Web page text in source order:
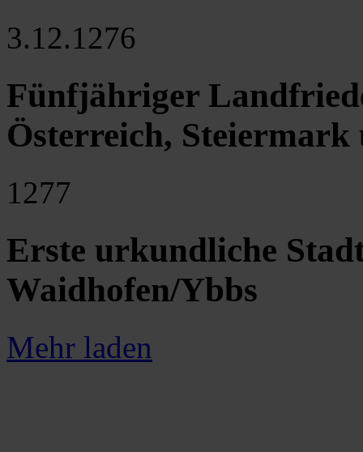
3.12.1276
Fünfjähriger
Österreich,
1277
Erste urkundliche
Waidhofen/Ybbs
Mehr laden